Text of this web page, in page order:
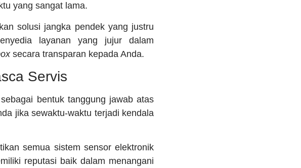
yang sangat lama.
solusi jangka pendek yang justru
layanan yang jujur dalam
secara transparan kepada Anda.
Servis
bentuk tanggung jawab atas
jika sewaktu-waktu terjadi kendala
semua sistem sensor elektronik
reputasi baik dalam menangani